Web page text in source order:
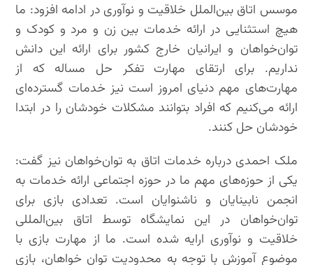
موسس اتاق بین‌الملل خلاقیت و نوآوری در ادامه افزود: ما
هیچ استثنایی در ارائه خدمات بین زن و مرد و کودک و
توان‌خواهان و ایرانیان خارج کشور برای ارائه این دانش
نداریم. برای ارتقای مهارت تفکر حل مساله که از
مهارت‌های مهم دنیای امروز است نیز خدمات گسترده‌ای
ارائه می‌کنیم که افراد بتوانند مشکلات خودشان را در ابتدا
خودشان حل کنند.
ملک احمدی درباره خدمات اتاق به توان‌خواهان نیز گفت:
یکی از حوزه‌های مهم ما در حوزه اجتماعی ارائه خدمات به
انجمن نابینایان و ناشنوایان است. تعدادی بازی برای
توان‌خواهان در این نمایشگاه توسط اتاق بین‌المللی
خلاقیت و نوآوری ارایه شده است. ما از مهارت بازی با
موضوع آموزش با توجه به محدودیت توان خواهان، بازی